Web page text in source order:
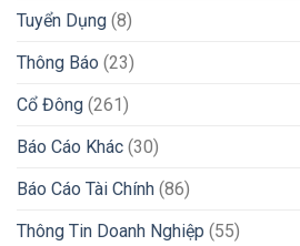
Tuyển Dụng (8)
Thông Báo (23)
Cổ Đông (261)
Báo Cáo Khác (30)
Báo Cáo Tài Chính (86)
Thông Tin Doanh Nghiệp (55)